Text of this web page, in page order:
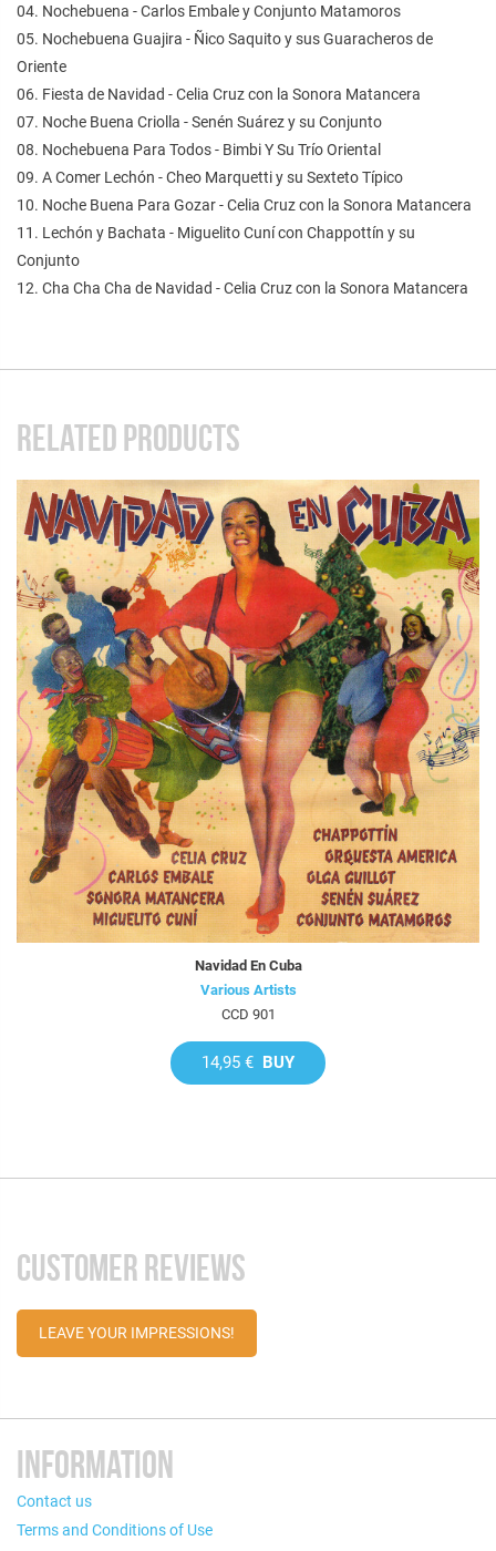
04. Nochebuena - Carlos Embale y Conjunto Matamoros
05. Nochebuena Guajira - Ñico Saquito y sus Guaracheros de
Oriente
06. Fiesta de Navidad - Celia Cruz con la Sonora Matancera
07. Noche Buena Criolla - Senén Suárez y su Conjunto
08. Nochebuena Para Todos - Bimbi Y Su Trío Oriental
09. A Comer Lechón - Cheo Marquetti y su Sexteto Típico
10. Noche Buena Para Gozar - Celia Cruz con la Sonora Matancera
11. Lechón y Bachata - Miguelito Cuní con Chappottín y su
Conjunto
12. Cha Cha Cha de Navidad - Celia Cruz con la Sonora Matancera
RELATED PRODUCTS
Navidad En Cuba
Various Artists
CCD 901
14,95 € BUY
CUSTOMER REVIEWS
LEAVE YOUR IMPRESSIONS!
INFORMATION
Contact us
Terms and Conditions of Use